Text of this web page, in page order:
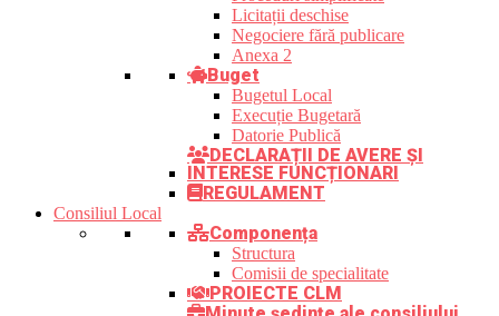
Licitații deschise
Negociere fără publicare
Anexa 2
Buget
Bugetul Local
Execuție Bugetară
Datorie Publică
DECLARAȚII DE AVERE ȘI
INTERESE FUNCȚIONARI
REGULAMENT
Consiliul Local
Componența
Structura
Comisii de specialitate
PROIECTE CLM